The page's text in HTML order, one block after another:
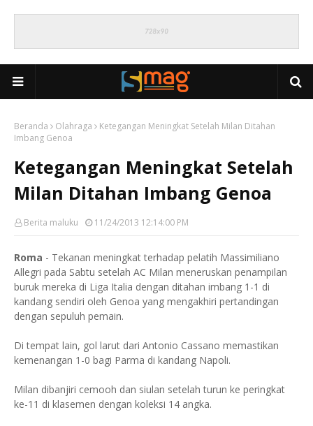
Beranda Olahraga
Ketegangan Meningkat Setelah Milan Ditahan
Imbang Genoa
Ketegangan Meningkat Setelah
Milan Ditahan Imbang Genoa
Berita maluku 11/24/2013 12:14:00 PM
Roma - Tekanan meningkat terhadap pelatih Massimiliano
Allegri pada Sabtu setelah AC Milan meneruskan penampilan
buruk mereka di Liga Italia dengan ditahan imbang 1-1 di
kandang sendiri oleh Genoa yang mengakhiri pertandingan
dengan sepuluh pemain.
Di tempat lain, gol larut dari Antonio Cassano memastikan
kemenangan 1-0 bagi Parma di kandang Napoli.
Milan dibanjiri cemooh dan siulan setelah turun ke peringkat
ke-11 di klasemen dengan koleksi 14 angka.